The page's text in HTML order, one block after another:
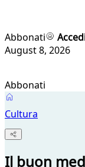
Abbonati
August 8, 2026
Abbonati
Cultura
Il buon